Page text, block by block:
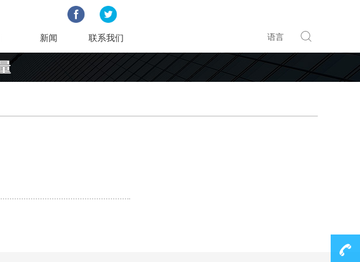
新闻 联系我们 语言